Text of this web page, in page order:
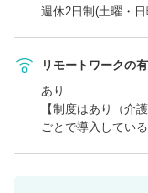
週休2日制(土曜・
リモートワークの
あり
【制度はあり（介
ごとで導入してい